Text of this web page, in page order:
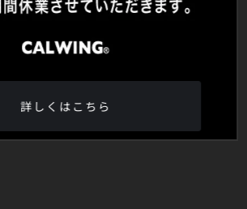
詳しくはこちら